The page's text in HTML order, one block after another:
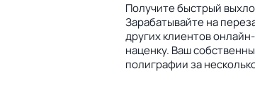
Получите быстрый
Зарабатывайте на
других клиентов
наценку. Ваш
полиграфии за